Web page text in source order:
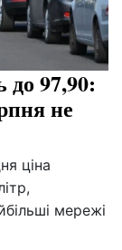
до 97,90:
не
ціна
мережі